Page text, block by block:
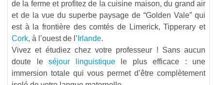
de la ferme et profitez de la cuisine maison, du grand air
et de la vue du superbe paysage de “Golden Vale” qui
est à la frontière des comtés de Limerick, Tipperary et
Cork, à l’ouest de l’ Irlande.
Vivez et étudiez chez votre professeur ! Sans aucun
doute le séjour linguistiquele plus efficace : une
immersion totale qui vous permet d’être complètement